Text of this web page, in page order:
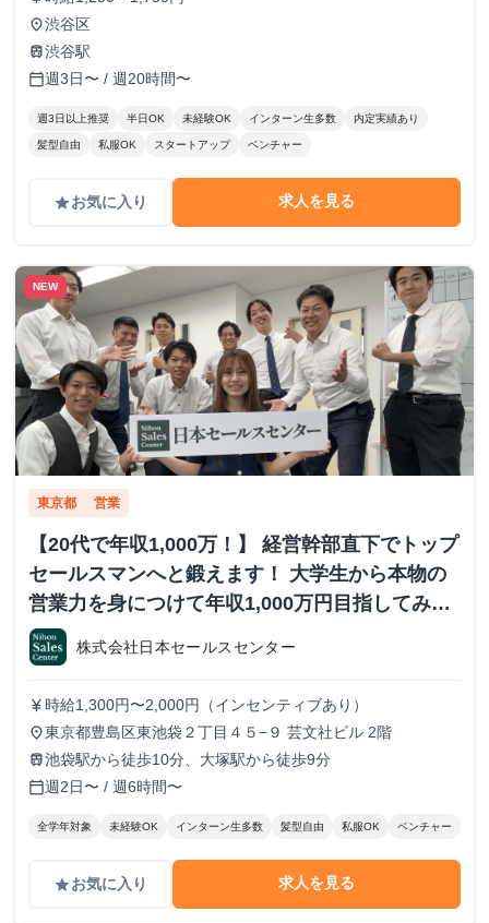
place渋谷区
train渋谷駅
calendar_today週3日〜 / 週20時間〜
週3日以上推奨 半日OK 未経験OK インターン生多数 内定実績あり
髪型自由 私服OK スタートアップ ベンチャー
gradeお気に入り 求人を見る
NEW
東京都 営業
【20代で年収1,000万！】 経営幹部直下でトップ
セールスマンへと鍛えます！ 大学生から本物の
営業力を身につけて年収1,000万円目指してみま
せんか？ ※当社直結内定あり #学歴不問 #未経験
可 #1.2年生可 - 株式会社日本セールスセンター
の長期・有給インターンシップ
株式会社日本セールスセンター
currency_yen 時給1,300円〜2,000円（インセンティブあり）
place東京都豊島区東池袋２丁目４５−９ 芸文社ビル 2階
train池袋駅から徒歩10分、大塚駅から徒歩9分
calendar_today週2日〜 / 週6時間〜
全学年対象 未経験OK インターン生多数 髪型自由 私服OK ベンチャー
gradeお気に入り 求人を見る